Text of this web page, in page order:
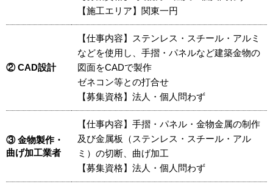
【施工エリア】関東一円
② CAD設計
【仕事内容】ステンレス・スチール・アルミ
などを使用し、手摺・パネルなど建築金物の
図面をCADで製作
ゼネコン等との打合せ
【募集資格】法人・個人問わず
③ 金物製作・
曲げ加工業者
【仕事内容】手摺・パネル・金物金属の制作
及び金属板（ステンレス・スチール・アル
ミ）の切断、曲げ加工
【募集資格】法人・個人問わず